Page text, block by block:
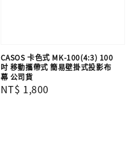
CASOS 卡色式 MK-100(4:3) 100
吋 移動攜帶式 簡易壁掛式投影布
幕 公司貨
Regular
NT$ 1,800